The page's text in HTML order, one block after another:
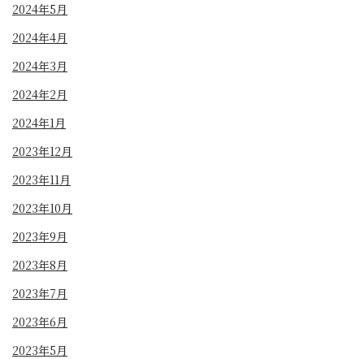
2024年5月
2024年4月
2024年3月
2024年2月
2024年1月
2023年12月
2023年11月
2023年10月
2023年9月
2023年8月
2023年7月
2023年6月
2023年5月